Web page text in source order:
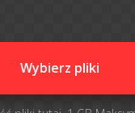
Wybierz pliki